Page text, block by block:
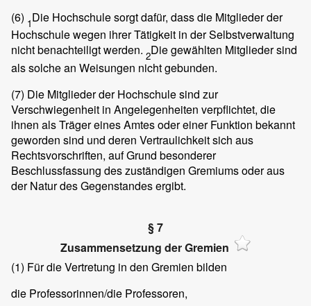
(6) 1Die Hochschule sorgt dafür, dass die Mitglieder der
Hochschule wegen ihrer Tätigkeit in der Selbstverwaltung
nicht benachteiligt werden. 2Die gewählten Mitglieder sind
als solche an Weisungen nicht gebunden.
(7) Die Mitglieder der Hochschule sind zur
Verschwiegenheit in Angelegenheiten verpflichtet, die
ihnen als Träger eines Amtes oder einer Funktion bekannt
geworden sind und deren Vertraulichkeit sich aus
Rechtsvorschriften, auf Grund besonderer
Beschlussfassung des zuständigen Gremiums oder aus
der Natur des Gegenstandes ergibt.
§ 7
Zusammensetzung der Gremien
(1) Für die Vertretung in den Gremien bilden
die Professorinnen/die Professoren,